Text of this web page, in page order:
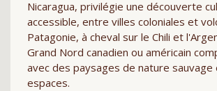
Nicaragua, privilégie une découverte
accessible, entre villes coloniales et
Patagonie, à cheval sur le Chili et
Grand Nord canadien ou américain
avec des paysages de nature
espaces.